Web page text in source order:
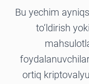
Bu yechim
to‘ldirish
ortiq